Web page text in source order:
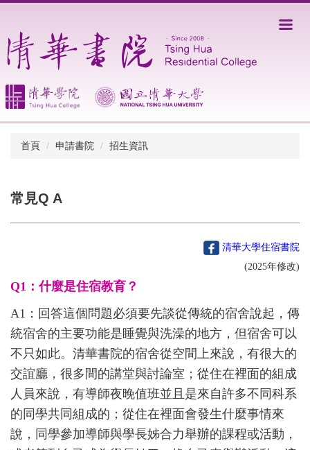
主
要
內
容
區
首頁 申請書院 招生資訊
常見Q A
清華大學住宿書院
(2025年修改)
Q1：什麼是住宿教育？
A1：回答這個問題必須要先談從傳統的宿舍說起，傳
統宿舍的主要功能是睡覺與洗澡的地方，但宿舍可以
不只如此。清華書院的宿舍從空間上來說，有很大的
交誼廳，很多間的講堂與討論室；從住在裡面的組成
人員來說，有導師夜晚值班並且是來自許多不同科系
的同學共同組成的；從住在裡面會發生什麼事情來
說，同學參加導師與學長姊合力舉辦的課程或活動，